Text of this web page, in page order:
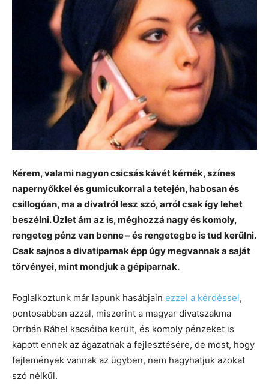
Kérem, valami nagyon csicsás kávét kérnék, színes
napernyőkkel és gumicukorral a tetején, habosan és
csillogóan, ma a divatról lesz szó, arról csak így lehet
beszélni. Üzlet ám az is, méghozzá nagy és komoly,
rengeteg pénz van benne – és rengetegbe is tud kerülni.
Csak sajnos a divatiparnak épp úgy megvannak a saját
törvényei, mint mondjuk a gépiparnak.
Foglalkoztunk már lapunk hasábjain ezzel a kérdéssel,
pontosabban azzal, miszerint a magyar divatszakma
Orrbán Ráhel kacsóiba került, és komoly pénzeket is
kapott ennek az ágazatnak a fejlesztésére, de most, hogy
fejlemények vannak az ügyben, nem hagyhatjuk azokat
szó nélkül.